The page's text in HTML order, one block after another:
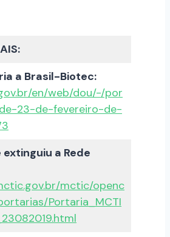
a Brasil-Biotec:
en/web/dou/-/por
23-de-fevereiro-de-
a Rede
mctic/openc
Portaria_MCTI